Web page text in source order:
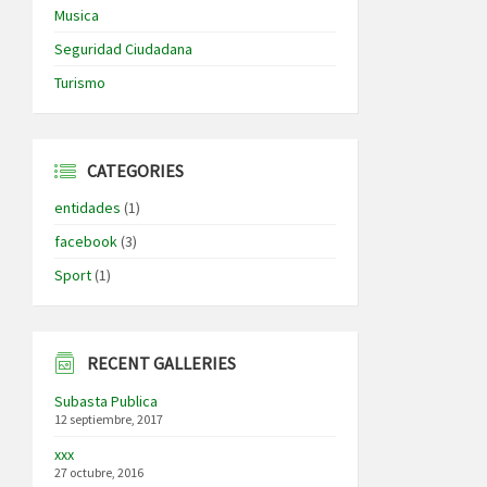
Musica
Seguridad Ciudadana
Turismo
CATEGORIES
entidades (1)
facebook(3)
Sport(1)
RECENT GALLERIES
Subasta Publica
12 septiembre, 2017
xxx
27 octubre, 2016